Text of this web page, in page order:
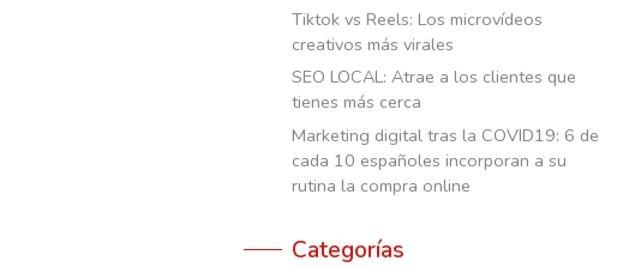
Tiktok vs Reels: Los microvídeos
creativos más virales
SEO LOCAL: Atrae a los clientes que
tienes más cerca
Marketing digital tras la COVID19: 6 de
cada 10 españoles incorporan a su
rutina la compra online
Categorías